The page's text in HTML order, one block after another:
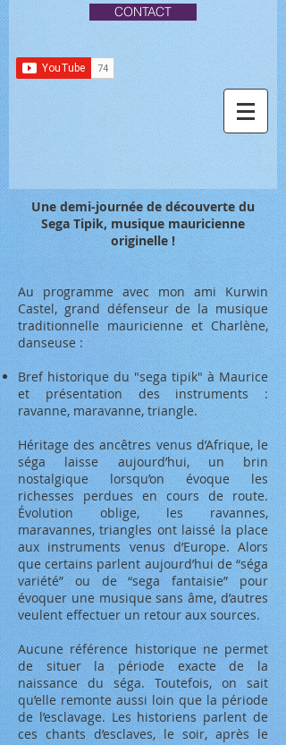
CONTACT
Une demi-journée de découverte du
Sega Tipik, musique mauricienne
originelle !
Au programme avec mon ami Kurwin
Castel, grand défenseur de la musique
traditionnelle mauricienne et Charlène,
danseuse :
Bref historique du "sega tipik" à Maurice
et présentation des instruments :
ravanne, maravanne, triangle.
Héritage des ancêtres venus d’Afrique, le
séga laisse aujourd’hui, un brin
nostalgique lorsqu’on évoque les
richesses perdues en cours de route.
Évolution oblige, les ravannes,
maravannes, triangles ont laissé la place
aux instruments venus d’Europe. Alors
que certains parlent aujourd’hui de “séga
variété” ou de “sega fantaisie” pour
évoquer une musique sans âme, d’autres
veulent effectuer un retour aux sources.
Aucune référence historique ne permet
de situer la période exacte de la
naissance du séga. Toutefois, on sait
qu’elle remonte aussi loin que la période
de l’esclavage. Les historiens parlent de
ces chants d’esclaves, le soir, après le